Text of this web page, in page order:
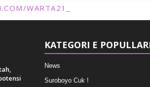
WARTA21_
KATEGORI E
News
Suroboyo Cuk !